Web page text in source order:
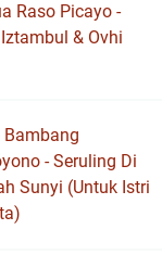
Raso Picayo -
& Ovhi
- Seruling Di
Sunyi (Untuk Istri